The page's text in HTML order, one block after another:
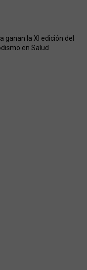
ganan la XI edición del
en Salud